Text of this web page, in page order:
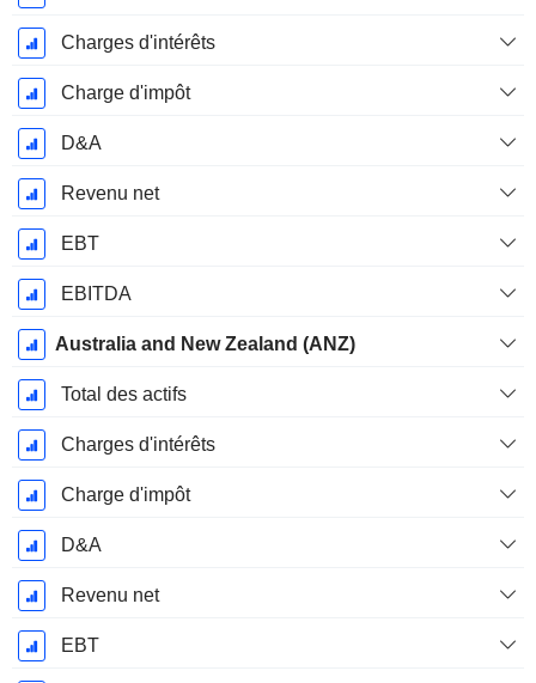
Charges d'intérêts
Charge d'impôt
D&A
Revenu net
EBT
EBITDA
Australia and New Zealand (ANZ)
Total des actifs
Charges d'intérêts
Charge d'impôt
D&A
Revenu net
EBT